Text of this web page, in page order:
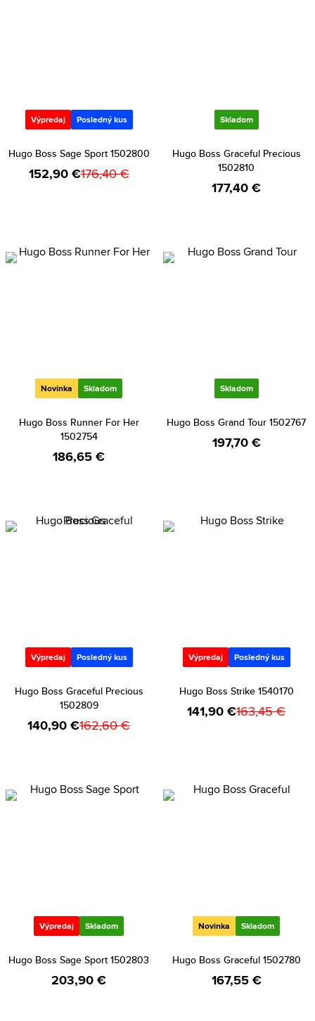
Výpredaj Posledný kus
Hugo Boss Sage Sport 1502800
152,90 €176,40 €
Skladom
Hugo Boss Graceful Precious
1502810
177,40 €
Novinka Skladom
Hugo Boss Runner For Her
1502754
186,65 €
Skladom
Hugo Boss Grand Tour 1502767
197,70 €
Výpredaj Posledný kus
Hugo Boss Graceful Precious
1502809
140,90 €162,60 €
Výpredaj Posledný kus
Hugo Boss Strike 1540170
141,90 €163,45 €
Výpredaj Skladom
Hugo Boss Sage Sport 1502803
203,90 €
Novinka Skladom
Hugo Boss Graceful 1502780
167,55 €